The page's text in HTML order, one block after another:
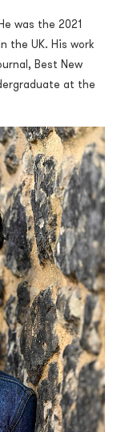
was the 2021
the UK. His work
Best New
at the